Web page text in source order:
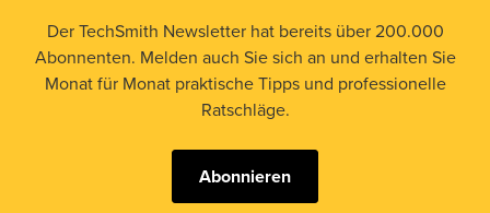
Der TechSmith Newsletter hat bereits über 200.000
Abonnenten. Melden auch Sie sich an und erhalten Sie
Monat für Monat praktische Tipps und professionelle
Ratschläge.
Abonnieren